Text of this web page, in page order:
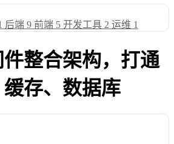
后端 9 前端 5 开发工具 2 运维 1
整合架构，打通
存、数据库